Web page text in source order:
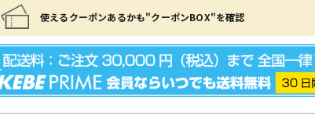
使えるクーポンあるかも"クーポンBOX"を確認